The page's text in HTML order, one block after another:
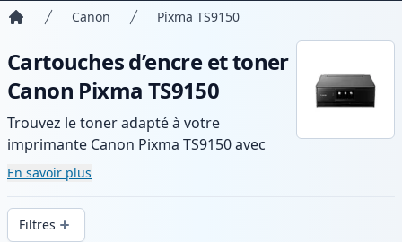
Canon Pixma TS9150
Cartouches d’encre et toner
Canon Pixma TS9150
Trouvez le toner adapté à votre
imprimante Canon Pixma TS9150 avec
notre gamme de cartouches compatibles
et haute capacité. Profitez d’une qualité
d’impression constante et d’une livraison
rapide depuis un stock local en .
En savoir plus
Filtres